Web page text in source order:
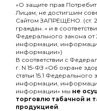
Кальян Hoob Mars mini
Британский гоночный
зелёный x
Нержавеющая сталь
13520₽
«О защите прав
Лицам, не достигшим
Сайтом ЗАПРЕЩЕНО. (ст.
граждан..» и в
Федерального закона от
информации,
информации»)
В соответствии с
г. N 15-ФЗ «Об охране
статьи 15.1
информации,
информации» мы не
торговлю табачной и
продукцией